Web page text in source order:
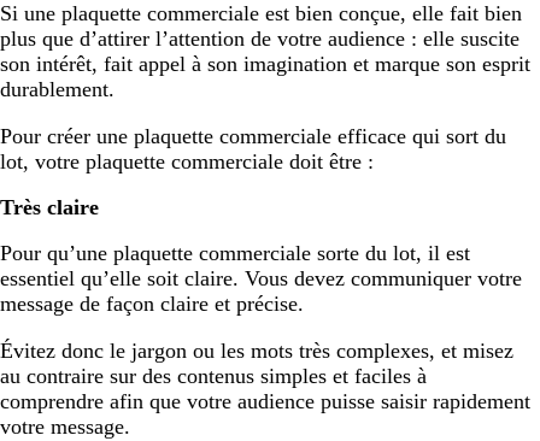
Si une plaquette commerciale est bien conçue, elle fait bien
plus que d’attirer l’attention de votre audience : elle suscite
son intérêt, fait appel à son imagination et marque son esprit
durablement.
Pour créer une plaquette commerciale efficace qui sort du
lot, votre plaquette commerciale doit être :
Très claire
Pour qu’une plaquette commerciale sorte du lot, il est
essentiel qu’elle soit claire. Vous devez communiquer votre
message de façon claire et précise.
Évitez donc le jargon ou les mots très complexes, et misez
au contraire sur des contenus simples et faciles à
comprendre afin que votre audience puisse saisir rapidement
votre message.